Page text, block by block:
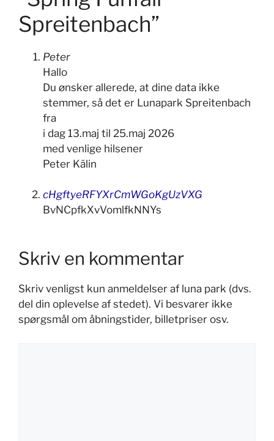
Spreitenbach”
Peter
Hallo
Du ønsker allerede, at dine data ikke
stemmer, så det er Lunapark Spreitenbach
fra
i dag 13.maj til 25.maj 2026
med venlige hilsener
Peter Kälin
cHgftyeRFYXrCmWGoKgUzVXG
BvNCpfkXvVomlfkNNYs
Skriv en kommentar
Skriv venligst kun anmeldelser af luna park (dvs.
del din oplevelse af stedet). Vi besvarer ikke
spørgsmål om åbningstider, billetpriser osv.